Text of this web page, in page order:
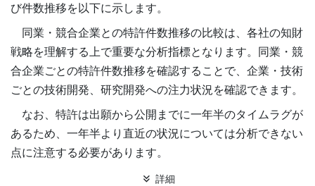
び件数推移を以下に示します。
同業・競合企業との特許件数推移の比較は、各社の知財
戦略を理解する上で重要な分析指標となります。同業・競
合企業ごとの特許件数推移を確認することで、企業・技術
ごとの技術開発、研究開発への注力状況を確認できます。
なお、特許は出願から公開までに一年半のタイムラグが
あるため、一年半より直近の状況については分析できない
点に注意する必要があります。
詳細